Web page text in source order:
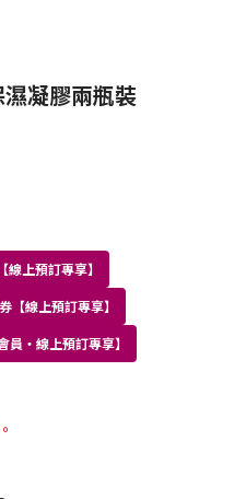
凝膠兩瓶裝
上預訂專享】
【線上預訂專享】
・線上預訂專享】